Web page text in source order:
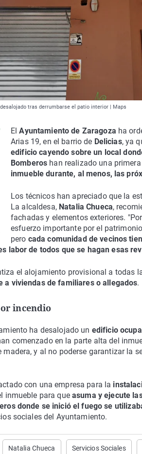
tras derrumbarse el patio interior | Maps
ElAyuntamiento de Zaragoza ha
Arias 19, en el barrio de Delicias, ya
edificio cayendo sobre un local
Bomberos han realizado una
inmueble durante, al menos, las
Los técnicos han apreciado que la
La alcaldesa, Natalia Chueca,
fachadas y elementos exteriores.
esfuerzo importante por el
pero cada comunidad de vecinos
labor de todos que se hagan esas
el alojamiento provisional a todas
a viviendas de familiares o allegados.
incendio
ha desalojado un edificio
comenzado en la parte alta del
madera, y al no poderse garantizar la
con una empresa para la
inmueble para queasuma y ejecute
donde se inició el fuego se
sociales del Ayuntamiento.
Natalia Chueca Servicios Sociales